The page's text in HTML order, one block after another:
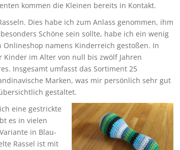
kommen die Kleinen bereits in Kontakt.
Dies habe ich zum Anlass genommen, ihm
Schöne sein sollte, habe ich ein wenig
namens Kinderreich gestoßen. In
im Alter von null bis zwölf Jahren
Insgesamt umfasst das Sortiment 25
Marken, was mir persönlich sehr gut
gestaltet.
eine gestrickte
es in vielen
in Blau-
Rassel ist mit